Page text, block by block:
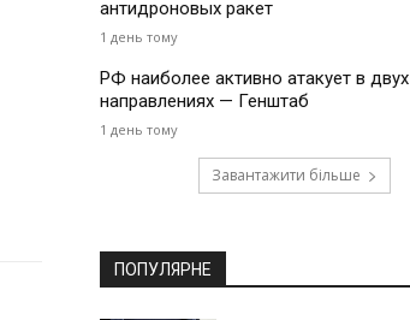
антидроновых ракет
1 день тому
РФ наиболее активно атакует в двух
направлениях — Генштаб
1 день тому
Завантажити більше
ПОПУЛЯРНЕ